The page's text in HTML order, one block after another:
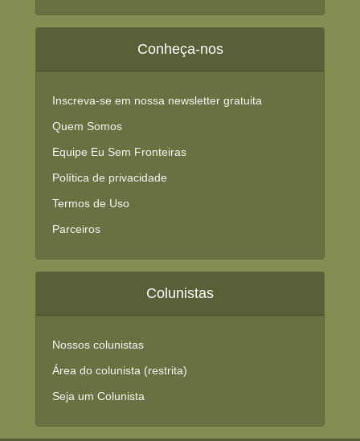
Conheça-nos
Inscreva-se em nossa newsletter gratuita
Quem Somos
Equipe Eu Sem Fronteiras
Política de privacidade
Termos de Uso
Parceiros
Colunistas
Nossos colunistas
Área do colunista (restrita)
Seja um Colunista